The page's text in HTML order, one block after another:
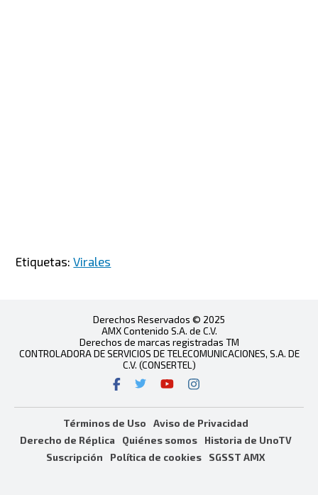
Etiquetas:Virales
Derechos Reservados © 2025
AMX Contenido S.A. de C.V.
Derechos de marcas registradas TM
CONTROLADORA DE SERVICIOS DE TELECOMUNICACIONES, S.A. DE
C.V. (CONSERTEL)
Términos de Uso
Aviso de Privacidad
Derecho de Réplica
Quiénes somos
Historia de UnoTV
Suscripción
Política de cookies SGSST AMX